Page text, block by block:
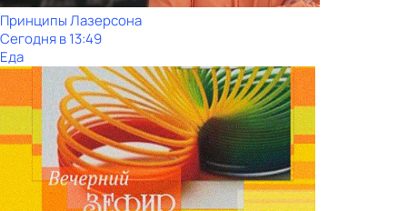
Принципы Лазерсона
Сегодня в 13:49
Еда